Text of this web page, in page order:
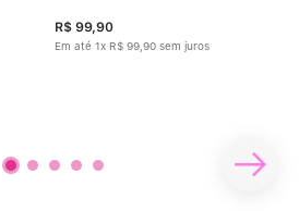
R$ 99,90
Em até 1x R$ 99 90 sem juros